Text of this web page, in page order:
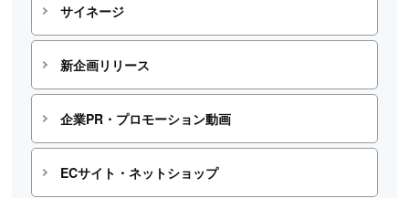
サイネージ
新企画リリース
企業PR・プロモーション動画
ECサイト・ネットショップ